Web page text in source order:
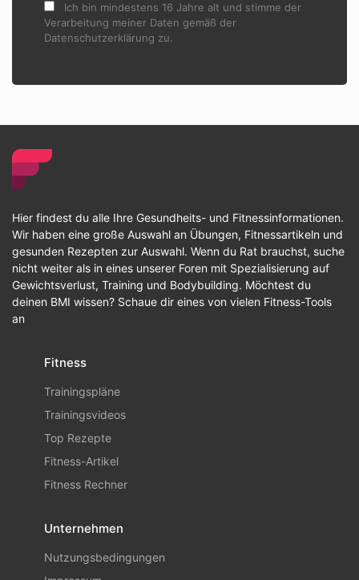
Ich bin mindestens 16 Jahre alt und stimme der
Verarbeitung meiner Daten gemäß der
Datenschutzerklärung zu.
Hier findest du alle Ihre Gesundheits- und Fitnessinformationen.
Wir haben eine große Auswahl an Übungen, Fitnessartikeln und
gesunden Rezepten zur Auswahl. Wenn du Rat brauchst, suche
nicht weiter als in eines unserer Foren mit Spezialisierung auf
Gewichtsverlust, Training und Bodybuilding. Möchtest du
deinen BMI wissen? Schaue dir eines von vielen Fitness-Tools
an
Fitness
Trainingspläne
Trainingsvideos
Top Rezepte
Fitness-Artikel
Fitness Rechner
Unternehmen
Nutzungsbedingungen